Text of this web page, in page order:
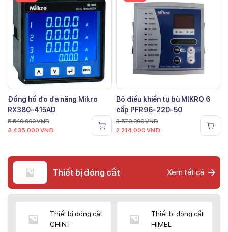
Đồng hồ đo đa năng Mikro
RX380-415AD
5.540.000VNĐ
3.435.000 VNĐ
Bộ điều khiển tụ bù MIKRO 6
cấp PFR96-220-50
3.570.000VNĐ
2.214.000 VNĐ
Thiết bị đóng cắt Xem tất cả
Thiết bị đóng cắt
CHINT
Thiết bị đóng cắt
HIMEL